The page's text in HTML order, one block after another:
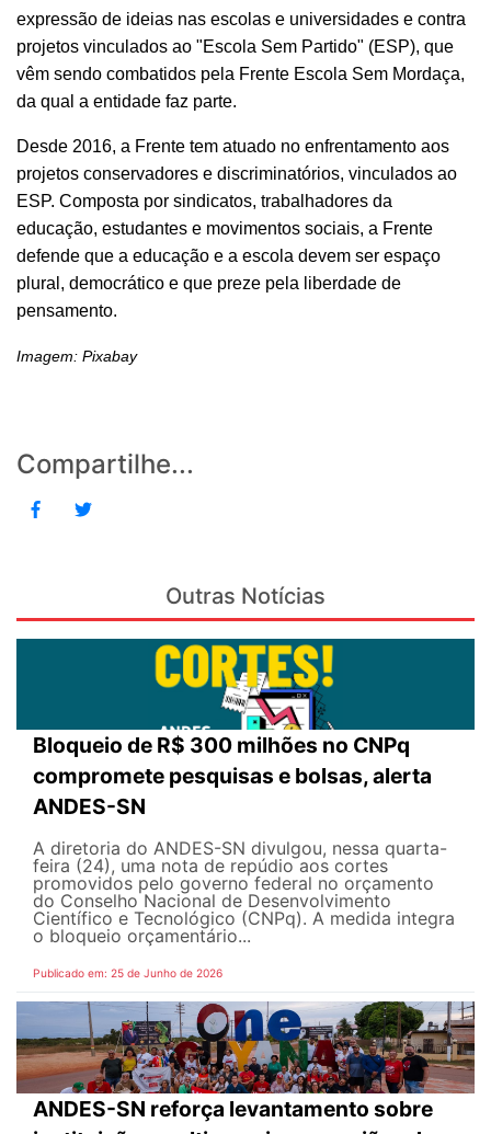
expressão de ideias nas escolas e universidades e contra
projetos vinculados ao "Escola Sem Partido" (ESP), que
vêm sendo combatidos pela Frente Escola Sem Mordaça,
da qual a entidade faz parte.
Desde 2016, a Frente tem atuado no enfrentamento aos
projetos conservadores e discriminatórios, vinculados ao
ESP. Composta por sindicatos, trabalhadores da
educação, estudantes e movimentos sociais, a Frente
defende que a educação e a escola devem ser espaço
plural, democrático e que preze pela liberdade de
pensamento.
Imagem: Pixabay
Compartilhe...
Outras Notícias
Bloqueio de R$ 300 milhões no CNPq
compromete pesquisas e bolsas, alerta
ANDES-SN
A diretoria do ANDES-SN divulgou, nessa quarta-
feira (24), uma nota de repúdio aos cortes
promovidos pelo governo federal no orçamento
do Conselho Nacional de Desenvolvimento
Científico e Tecnológico (CNPq). A medida integra
o bloqueio orçamentário...
Publicado em: 25 de Junho de 2026
ANDES-SN reforça levantamento sobre